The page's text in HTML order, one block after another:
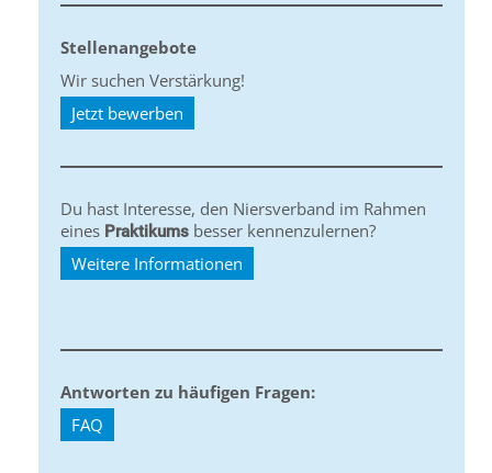
Stellenangebote
Wir suchen Verstärkung!
Jetzt bewerben
Du hast Interesse, den Niersverband im Rahmen
eines Praktikums besser kennenzulernen?
Weitere Informationen
Antworten zu häufigen Fragen:
FAQ